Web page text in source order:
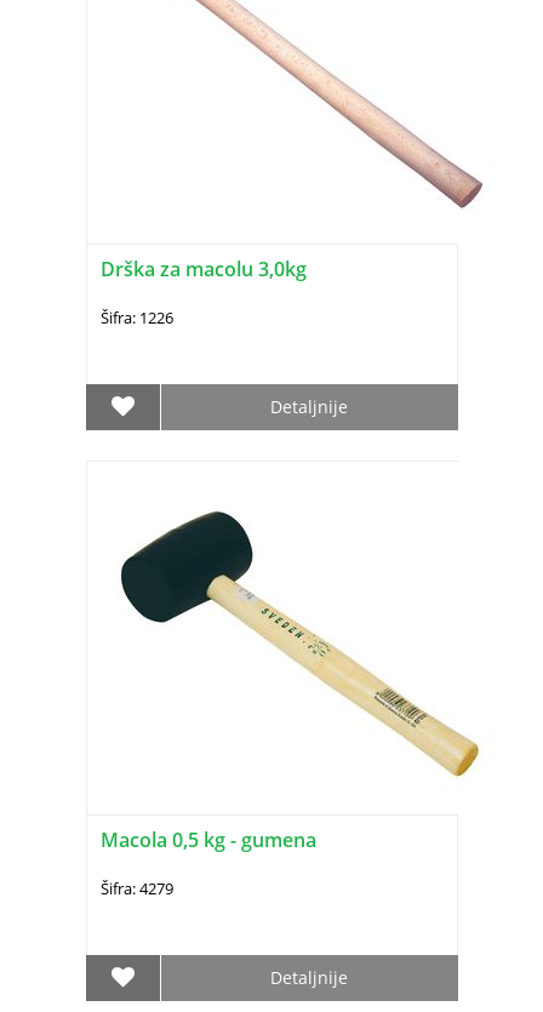
Drška za macolu 3,0kg
Šifra: 1226
Detaljnije
Macola 0,5 kg - gumena
Šifra: 4279
Detaljnije